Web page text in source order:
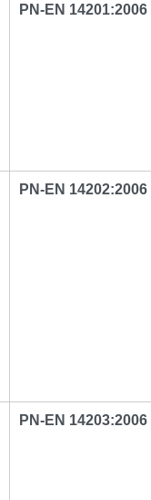
PN-EN 14201:2006
PN-EN 14202:2006
PN-EN 14203:2006